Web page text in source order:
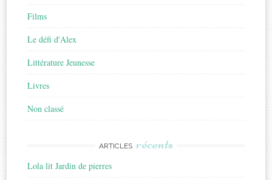
Films
Le défi d'Alex
Littérature Jeunesse
Livres
Non classé
ARTICLES récents
Lola lit Jardin de pierres